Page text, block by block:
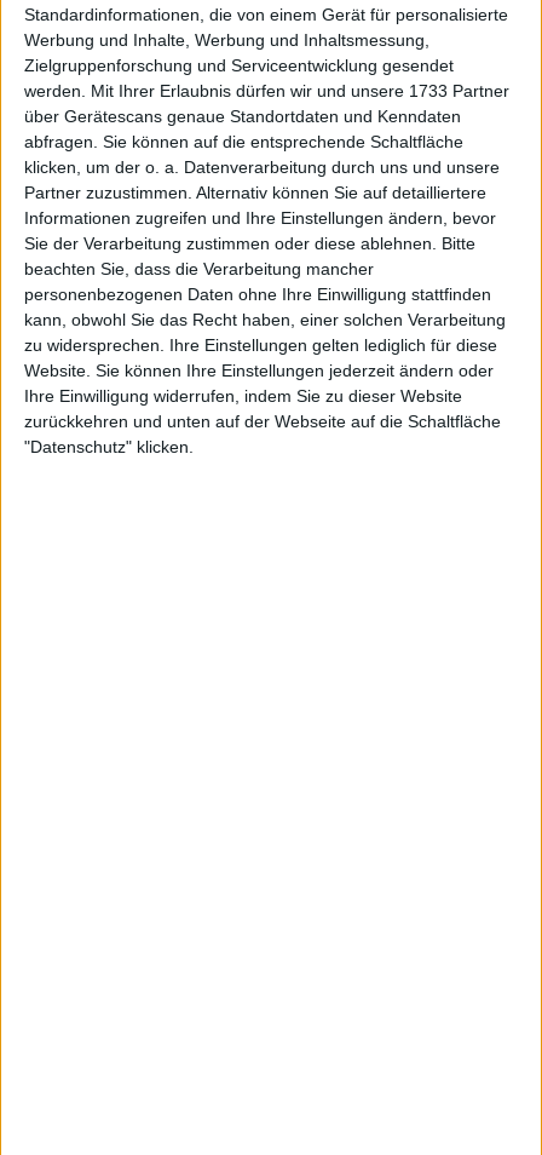
Standardinformationen, die von einem Gerät für personalisierte
Werbung und Inhalte, Werbung und Inhaltsmessung,
Zielgruppenforschung und Serviceentwicklung gesendet
werden.
Mit Ihrer Erlaubnis dürfen wir und unsere 1733 Partner
über Gerätescans genaue Standortdaten und Kenndaten
abfragen. Sie können auf die entsprechende Schaltfläche
klicken, um der o. a. Datenverarbeitung durch uns und unsere
Partner zuzustimmen. Alternativ können Sie auf detailliertere
Informationen zugreifen und Ihre Einstellungen ändern, bevor
Sie der Verarbeitung zustimmen oder diese ablehnen.
Bitte
beachten Sie, dass die Verarbeitung mancher
personenbezogenen Daten ohne Ihre Einwilligung stattfinden
kann, obwohl Sie das Recht haben, einer solchen Verarbeitung
zu widersprechen. Ihre Einstellungen gelten lediglich für diese
Website. Sie können Ihre Einstellungen jederzeit ändern oder
Ihre Einwilligung widerrufen, indem Sie zu dieser Website
zurückkehren und unten auf der Webseite auf die Schaltfläche
"Datenschutz" klicken.
Zu ihm gesellt sich der ehemalige Champion Daniil
Medvedev. Außerdem Casper Ruud, Holger Rune,
Stefanos Tsitsipas und das amerikanische Duo Taylor
Fritz und Frances Tiafoe. Kei Nishikori,Gael Monfils
undMilos Raonic werden ebenfalls antreten.
Weiterlesen
2023 Canadian Open ATP-
Teilnehmerliste mit Struff,
Zverev, Alcaraz, Djokovic,
Medvedev, Ruud, Rune, Fritz und
Titelverteidiger Carreno Busta